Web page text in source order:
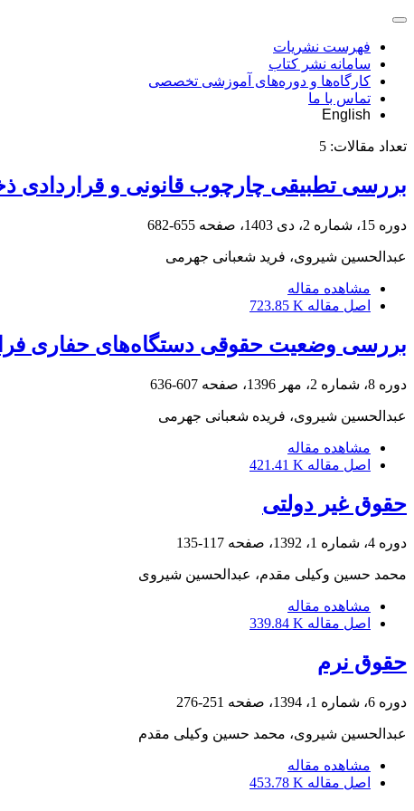
فهرست نشریات
سامانه نشر کتاب
کارگاه‌ها و دوره‌های آموزشی تخصصی
تماس با ما
English
تعداد مقالات: 5
بررسی تطبیقی چارچوب قانونی و قراردادی
دوره 15، شماره 2، دی 1403، صفحه 655-682
عبدالحسین شیروی، فرید شعبانی جهرمی
مشاهده مقاله
اصل مقاله 723.85 K
بررسی وضعیت حقوقی دستگاه‌های حفاری
دوره 8، شماره 2، مهر 1396، صفحه 607-636
عبدالحسین شیروی، فریده شعبانی جهرمی
مشاهده مقاله
اصل مقاله 421.41 K
حقوق غیر دولتی
دوره 4، شماره 1، 1392، صفحه 117-135
محمد حسین وکیلی مقدم، عبدالحسین شیروی
مشاهده مقاله
اصل مقاله 339.84 K
حقوق نرم
دوره 6، شماره 1، 1394، صفحه 251-276
عبدالحسین شیروی، محمد حسین وکیلی مقدم
مشاهده مقاله
اصل مقاله 453.78 K